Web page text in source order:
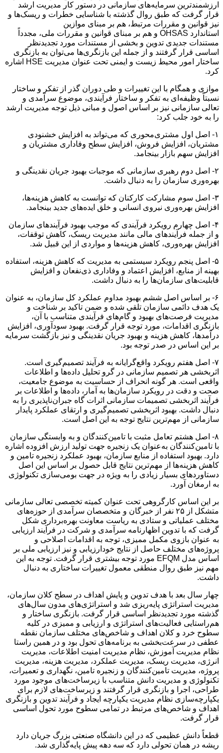
ارزشمندترین سرمایه‌های سازمانی در دستور کار مدیریت ارشد
قرار گرفت که طبق روال گذشته با شناسایی خطرات و ریسک‌ها و
نیز قوانین و مقررات مرتبط، هم بر مبنای موازین
استاندارد OHSAS و هم بر مبنای قوانین و مقررات ملی، مجدداً
مستندات جدیدی تدوین و بخشی از مستندات مورد تجدیدنظر
اساسی قرار گرفتند و از جمله این بازنگری‌ها می‌توان به بازنگری
ساختار امور محیط زیست و ایمنی تحت عنوان مدیریت HSE اشاره
کرد.
موازی و همگام با این تغییرات و طی دوران گذر از تفکر و ساختار
نسبتاً وظیفه‌ای به تفکر و ساختار فرآیندی، موضوع سرآمدی و
تعالی سازمانی نیز بر اساس اصول و مبانی ذیل توجه مدیریت ارشد
را به خود جلب کرد:
۱- اصل اول مشتری‌محوری که می‌تواند به افزایش خشنودی
مشتریان، افزایش فروش، افزایش سطح وفاداری مشتریان و
افزایش سهم بازار بینجامد.
۲- اصل دوم رهبری سازمانی که موجبات بهبود جریان نقدینگی و
بهره‌وری سازمان را به دنبال داشت.
۳- اصل سوم مشارکت کارکنان که توانست به کاهش هزینه‌ها،
افزایش بهره‌وری نیروی انسانی و خلق ایده‌های جدید بینجامد.
۴- اصل چهارم رویکرد فرآیندی که موجب بهبود فرآیندهای سازمان
و از جمله فرآیندهای مالی مانند مدیریت ریسک، کاهش توقفات،
افزایش بهره‌وری، کاهش هزینه‌ها و مواردی از این قبیل شد.
۵- اصل پنجم رویکرد سیستمی به مدیریت که کاهش هزینه، استفاده
بهینه از منابع، افزایش اعتماد و وفاداری ذی‌نفعان و افزایش
قابلیت‌های سازمان‌ها را به دنبال داشت.
۶- بر اساس اصل ششم بهبود مداوم عملکرد کل سازمان، به عنوان
یک هدف دائمی سازمان تلقی شده و ضمن تاکید بر شناخت و
مدیریت فرصت‌های بهبود و گام‌های فرآیندی متناسب با آن،
بازنگری اقدامات، مورد توجه قرار گرفت. بهبود سودآوری، افزایش
درآمدها، کاهش هزینه و بهبود جریان نقدینگی و نیز بازگشت سرمایه
‌بر این اساس در صدر توجه بود.
۷- اصل هفتم رویکرد واقع‌گرایانه به فرآیند تصمیم‌گیری است.
اثربخشی هر تصمیم سازمانی در گرو تحلیل داده‌ها و اطلاعات
واقعی است. هر گونه انحراف از حساسیت به موضوع جامعیت،
صحت و دقت در رویکرد سازمان‌ها به آمار، داده‌ها و اطلاعات بر
فرآیند اثربخشی تصمیمات سازمانی اثرات گاه جبران‌ناپذیری را به
دنبال داشت. بهبود اثربخشی تصمیم‌گیری و ارتقای عملکرد پایدار
سازمانی از مهم‌ترین نتایج توجه به این اصل است.
۸- اصل هشتم تعامل مثبت با تامین‌کنندگان و به وابستگی سازمان
با تامین‌کنندگان به‌عنوان یک زنجیره جهت تولید ارزش افزوده اشاره
دارد. بهبود استفاده از منابع سازمان، بهبود عملکرد زنجیره تامین و
کاهش هزینه‌ها از مهم‌ترین نتایج قابل حصول بر اساس این اصل
دستاوردهای بسیار زیادی را به ویژه در جهت بومی‌سازی تکنولوژی
به ارمغان آورد.
بر این اساس کارگروهی تحت عنوان کمیته تخصصی تعالی سازمانی
متشکل از ۲۵ نفر از خبرگان و متخصصان سرآمدی از حوزه‌های
مختلف عملیاتی و ستادی به ریاست معاونت بهره‌برداری شکل
گرفت که با تدوین اظهارنامه سرآمدی و شرکت در فرآیند ارزیابی
به عنوان بازوی مکمل ممیزی، توجه به اقدامات اصلاحی و
پروژه‌های مختلف حاصل از نتایج خودارزیابی و نیز ارزیابی ملی بر
اساس مدل EFQM مورد توجه بیشتری قرار گرفت. توجه به این
مهم نیز طبق روال منطقی معمول تغییرات ساختاری به دنبال
داشت.
چهار سال بعد با هدف تدوین و پایش اهداف در سطح کلان سازمان،
مدیریت استراتژی پایه‌ریزی شد و استراتژی‌های مدون سال‌های
گذشته مورد تجدیدنظر اساسی قرار گرفت. بازنگری ساختار و
هم‌راستایی فعالیت‌های استراتژی و ارزیابی و ممیزی در کلیه
سطوح خرد و کلان اهداف و شاخص‌های مختلف سازمان نقطه
عطفی در سرعت‌بخشی به برنامه‌های تحول بود و در همین راستا
نظام مدیریت آموزش، نظام مدیریت امنیت اطلاعات، مدیریت
انرژی، مدیریت ریسک، مدیریت عملکرد، مدیریت هزینه، مدیریت
پروژه، مدیریت تامین‌کنندگان و زنجیره تامین، نگهداری و تعمیرات،
تکنولوژی و مدیریت دانش متناسب با زیرساخت‌های موجود مورد
طراحی، اجرا و بازنگری قرار گرفتند و زیرساخت‌های لازم برای
یکپارچه‌سازی نظام مدیریت یکپارچه ایجاد و فرآیند تدوین و بازنگری
اهداف و شاخص‌های مرتبط در تمامی سطوح مورد تحول اساسی
قرار گرفت.
قطعاً دانش عظیمی که در این دانشگاه صنعتی بزرگ جریان دارد
ریشه در همان تحولی دارد که سه دهه پیش پایه‌گذاری شد.